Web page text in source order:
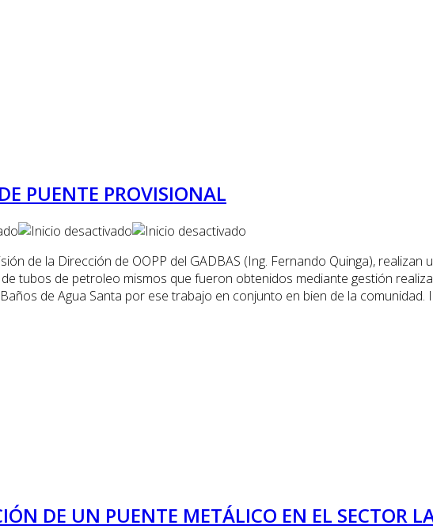
PUENTE PROVISIONAL
de la Dirección de OOPP del GADBAS (Ing. Fernando Quinga),
tubos de petroleo mismos que fueron obtenidos mediante gestión
de Agua Santa por ese trabajo en conjunto en bien de la comunidad.
DE UN PUENTE METÁLICO EN EL SECTOR